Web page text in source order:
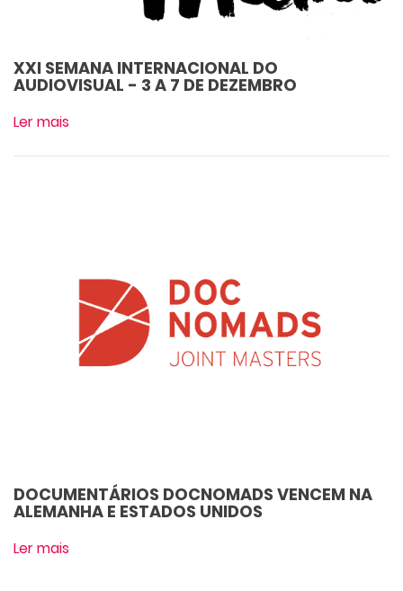
XXI SEMANA INTERNACIONAL DO
AUDIOVISUAL - 3 A 7 DE DEZEMBRO
Ler mais
DOCUMENTÁRIOS DOCNOMADS VENCEM NA
ALEMANHA E ESTADOS UNIDOS
Ler mais